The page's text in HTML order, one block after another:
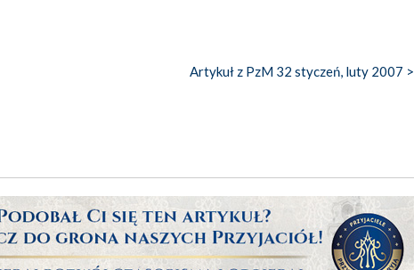
Artykuł z PzM 32 styczeń, luty 2007 >